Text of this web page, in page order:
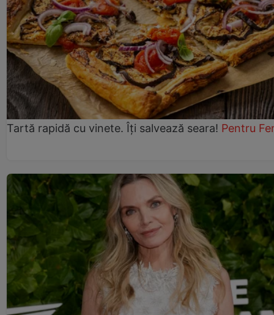
Tartă rapidă cu vinete. Îți salvează seara! Pentru